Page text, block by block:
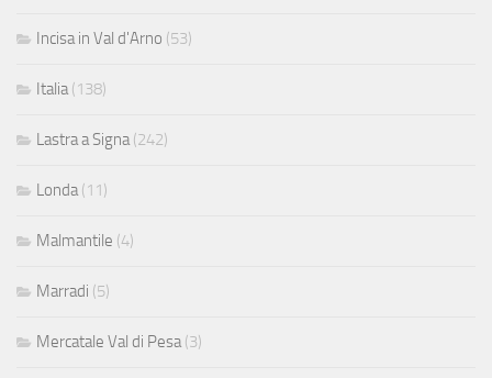
Incisa in Val d'Arno (53)
Italia(138)
Lastra a Signa(242)
Londa(11)
Malmantile (4)
Marradi (5)
Mercatale Val di Pesa(3)